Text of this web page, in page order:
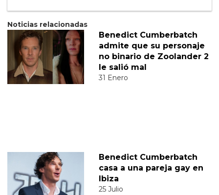
Noticias relacionadas
Benedict Cumberbatch
admite que su personaje
no binario de Zoolander 2
le salió mal
31 Enero
Benedict Cumberbatch
casa a una pareja gay en
Ibiza
25 Julio